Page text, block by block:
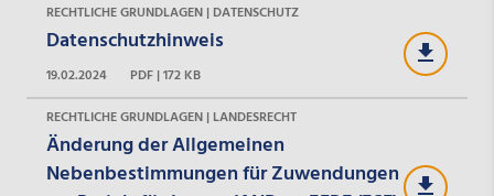
RECHTLICHE GRUNDLAGEN | DATENSCHUTZ
Datenschutzhinweis
19.02.2024
PDF | 172 KB
RECHTLICHE GRUNDLAGEN | LANDESRECHT
Änderung der Allgemeinen
Nebenbestimmungen für Zuwendungen